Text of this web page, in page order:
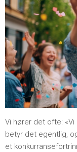
Vi hører det ofte:
betyr det egentlig,
et